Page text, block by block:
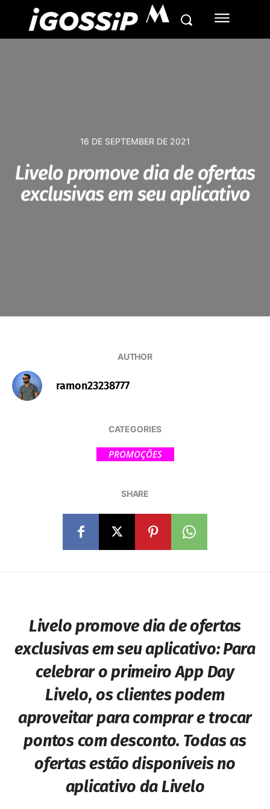
M
16 DE SEPTEMBER DE 2021
Livelo promove dia de ofertas
exclusivas em seu aplicativo
AUTHOR
ramon23238777
CATEGORIES
PROMOÇÕES
SHARE
Livelo promove dia de ofertas
exclusivas em seu aplicativo: Para
celebrar o primeiro App Day
Livelo, os clientes podem
aproveitar para comprar e trocar
pontos com desconto. Todas as
ofertas estão disponíveis no
aplicativo da Livelo